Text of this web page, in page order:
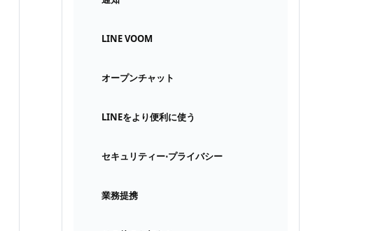
LINE VOOM
オープンチャット
LINEをより便利に使う
セキュリティー⋅プライバシー
業務提携